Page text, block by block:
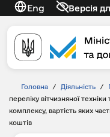
Eng Версія
Головна / Діяльність /
переліку вітчизняної
комплексу, вартість яких
коштів